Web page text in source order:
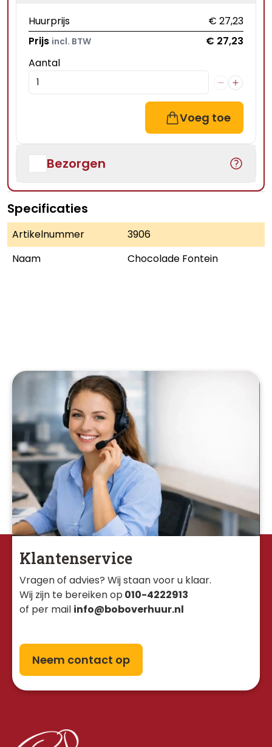
Huurprijs
€ 27,23
Prijs incl. BTW
€ 27,23
Aantal
Voeg toe
Bezorgen
Specificaties
Artikelnummer
3906
Naam
Chocolade Fontein
Klantenservice
Vragen of advies? Wij staan voor u klaar.
Wij zijn te bereiken op 010-4222913
of per mail info@boboverhuur.nl
Neem contact op